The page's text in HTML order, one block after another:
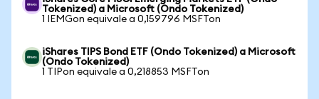
Tokenized) a Microsoft (Ondo Tokenized)
1 IEMGon equivale a 0,159796 MSFTon
iShares TIPS Bond ETF (Ondo Tokenized) a Microsoft
(Ondo Tokenized)
1 TIPon equivale a 0,218853 MSFTon